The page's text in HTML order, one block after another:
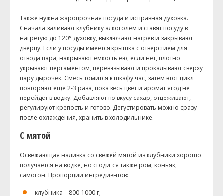
Также нужна жаропрочная посуда и исправная духовка.
Сначала заливают клубнику алкоголем и ставят посуду в
нагретую до 120° духовку, выключают нагрев и закрывают
дверцу. Если у посуды имеется крышка с отверстием для
отвода пара, накрывают емкость ею, если нет, плотно
укрывают пергаментом, перевязывают и прокалывают сверху
пару дырочек. Смесь томится в шкафу час, затем этот цикл
повторяют еще 2-3 раза, пока весь цвет и аромат ягод не
перейдет в водку. Добавляют по вкусу сахар, отцеживают,
регулируют крепость и готово. Дегустировать можно сразу
после охлаждения, хранить в холодильнике.
С мятой
Освежающая наливка со свежей мятой из клубники хорошо
получается на водке, но сгодится также ром, коньяк,
самогон. Пропорции ингредиентов:
клубника – 800-1000 г;